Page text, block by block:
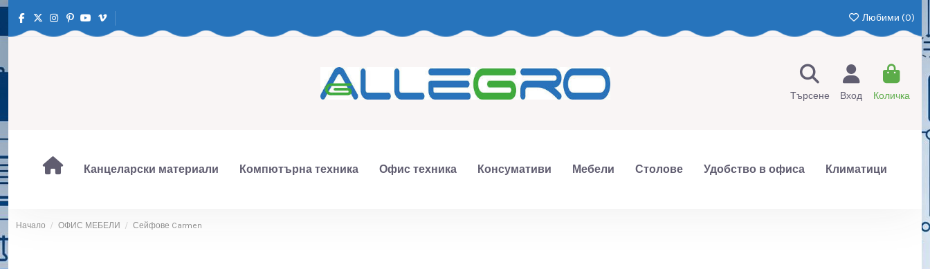
Любими (0)
Търсене Вход Количка
Канцеларски материали Компютърна техника Офис техника Консумативи Мебели Столове Удобство в офиса Климатици
Начало ОФИС МЕБЕЛИ Сейфове Carmen